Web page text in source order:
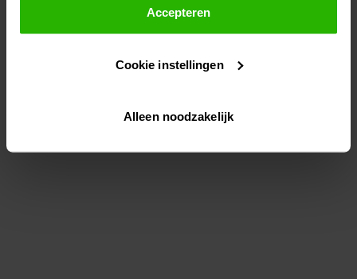
toestemming om cookies voor social media en
gepersonaliseerde advertenties te plaatsen.
Lees hier meer over in onsprivacybeleid
Via "Cookie instellingen" kun je ook zelf instellen welke
Accepteren
Cookie instellingen
Alleen noodzakelijk